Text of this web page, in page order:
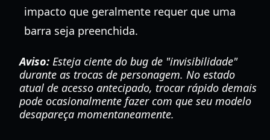
impacto que geralmente requer que uma
barra seja preenchida.
Aviso: Esteja ciente do bug de "invisibilidade"
durante as trocas de personagem. No estado
atual de acesso antecipado, trocar rápido demais
pode ocasionalmente fazer com que seu modelo
desapareça momentaneamente.